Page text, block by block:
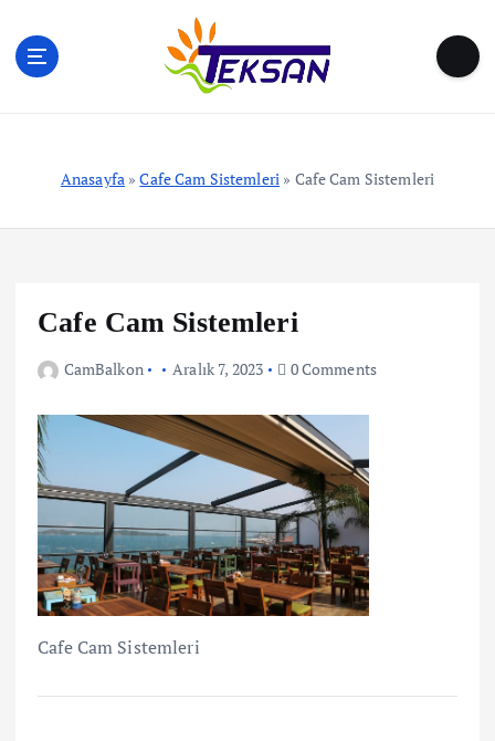
Anasayfa »Cafe Cam Sistemleri » Cafe Cam Sistemleri
Cafe Cam Sistemleri
CamBalkon Aralık 7, 2023 0 Comments
Cafe Cam Sistemleri